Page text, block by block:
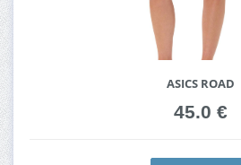
ASICS ROAD
45.0 €